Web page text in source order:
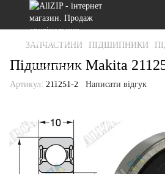
ЗАПЧАСТИНИ ПІДШИПНИКИ
Підшипник Makita
Артикул: 211251-2 Написати відгук